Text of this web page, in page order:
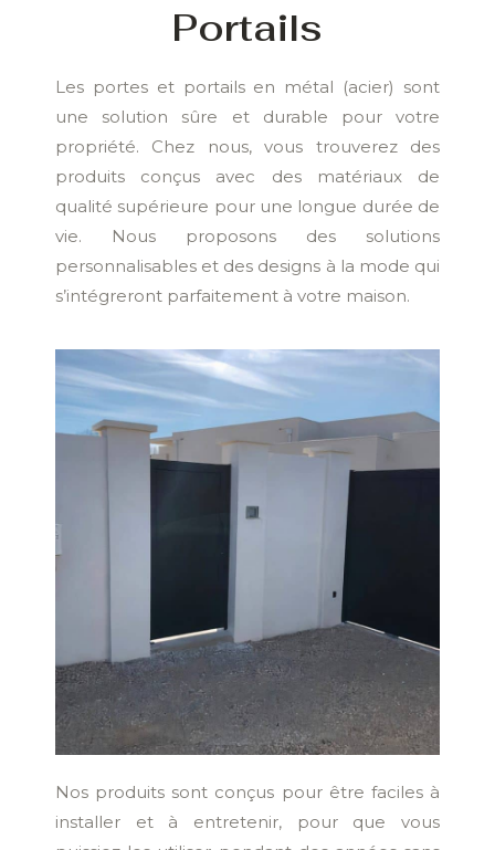
Portails
Les portes et portails en métal (acier) sont
une solution sûre et durable pour votre
propriété. Chez nous, vous trouverez des
produits conçus avec des matériaux de
qualité supérieure pour une longue durée de
vie. Nous proposons des solutions
personnalisables et des designs à la mode qui
s’intégreront parfaitement à votre maison.
Nos produits sont conçus pour être faciles à
installer et à entretenir, pour que vous